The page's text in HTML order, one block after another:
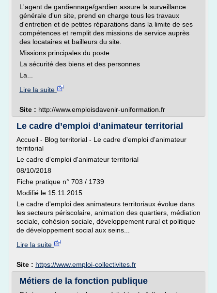
L'agent de gardiennage/gardien assure la surveillance
générale d'un site, prend en charge tous les travaux
d'entretien et de petites réparations dans la limite de ses
compétences et remplit des missions de service auprès
des locataires et bailleurs du site.
Missions principales du poste
La sécurité des biens et des personnes
La...
Lire la suite
Site : http://www.emploisdavenir-uniformation.fr
Le cadre d’emploi d’animateur territorial
Accueil - Blog territorial - Le cadre d'emploi d'animateur
territorial
Le cadre d'emploi d'animateur territorial
08/10/2018
Fiche pratique n° 703 / 1739
Modifié le 15.11.2015
Le cadre d'emploi des animateurs territoriaux évolue dans
les secteurs périscolaire, animation des quartiers, médiation
sociale, cohésion sociale, développement rural et politique
de développement social aux seins...
Lire la suite
Site : https://www.emploi-collectivites.fr
Métiers de la fonction publique